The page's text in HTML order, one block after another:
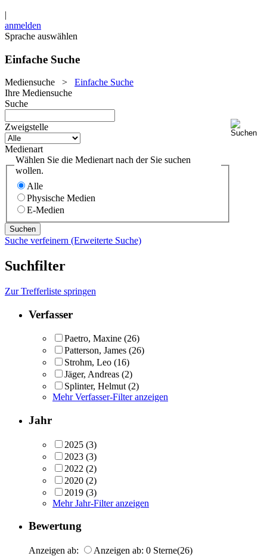
|
anmelden
Sprache auswählen
Einfache Suche
Mediensuche > Einfache Suche
Ihre Mediensuche
Suche
Zweigstelle
Medienart
Wählen Sie die Medienart nach der Sie suchen
wollen.
Alle
Physische Medien
E-Medien
Suche verfeinern (Erweiterte Suche)
Suchfilter
Zur Trefferliste springen
Verfasser
Paetro, Maxine (26)
Patterson, James (26)
Strohm, Leo (16)
Jäger, Andreas (2)
Splinter, Helmut (2)
Mehr Verfasser-Filter anzeigen
Jahr
2025 (3)
2023 (3)
2022 (2)
2020 (2)
2019 (3)
Mehr Jahr-Filter anzeigen
Bewertung
Anzeigen ab: Anzeigen ab: 0 Sterne(26)